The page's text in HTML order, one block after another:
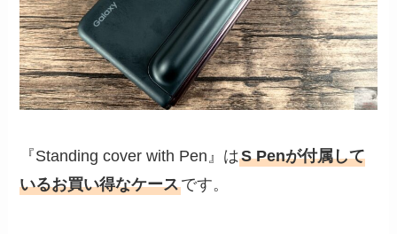
『Standing cover with Pen』はS Penが付属して
いるお買い得なケースです。